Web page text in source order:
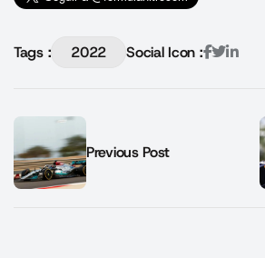
Tags : 2022 Social Icon :
Previous Post